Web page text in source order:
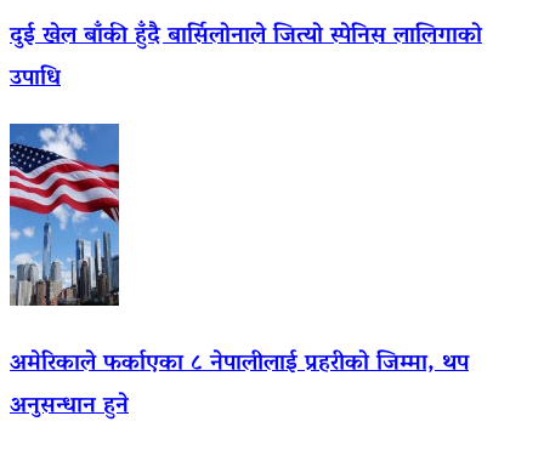
दुई खेल बाँकी हुँदै बार्सिलोनाले जित्यो स्पेनिस लालिगाको
उपाधि
अमेरिकाले फर्काएका ८ नेपालीलाई प्रहरीको जिम्मा, थप
अनुसन्धान हुने